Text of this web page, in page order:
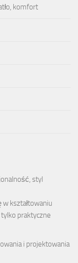
komfort
styl
kształtowaniu
praktyczne
i projektowania